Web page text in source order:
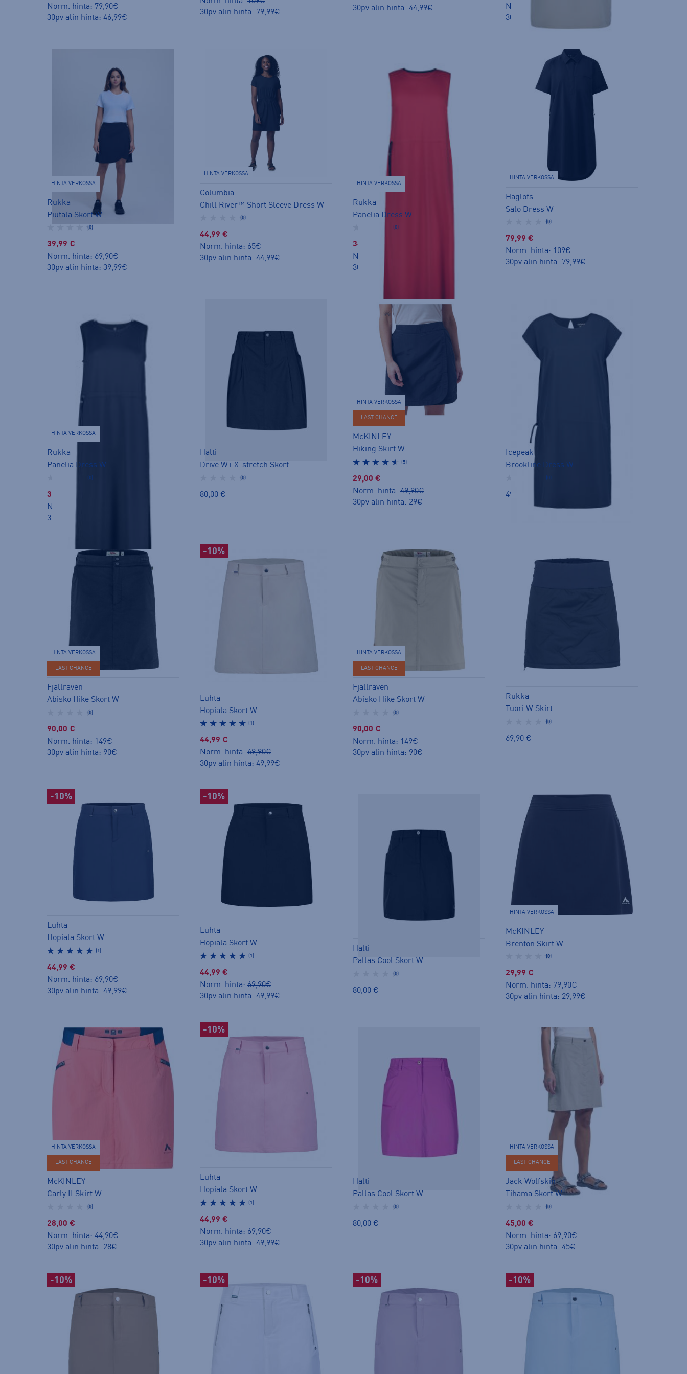
Norm. hinta: 79,90€
30pv alin hinta: 46,99€
30pv alin hinta: 79,99€
30pv alin hinta: 44,99€
Norm. hinta:
30pv alin hinta: 49,99€
HINTA VERKOSSA
Rukka
Piutala Skort W
(0)
39,99 €
Norm. hinta: 69,90€
30pv alin hinta: 39,99€
HINTA VERKOSSA
Columbia
Chill River™ Short Sleeve Dress W
(0)
44,99 €
Norm. hinta: 65€
30pv alin hinta: 44,99€
HINTA VERKOSSA
Rukka
Panelia Dress W
(0)
34,99 €
Norm. hinta:
30pv alin hinta: 34,99€
HINTA VERKOSSA
Haglöfs
Salo Dress W
(0)
79,99 €
Norm. hinta: 109€
30pv alin hinta: 79,99€
HINTA VERKOSSA
Rukka
Panelia Dress W
(0)
34,99 €
Norm. hinta:
30pv alin hinta: 34,99€
Halti
Drive W+ X-stretch Skort
(0)
80,00 €
HINTA VERKOSSA
LAST CHANCE
McKINLEY
Hiking Skirt W
(5)
29,00 €
Norm. hinta: 49,90€
30pv alin hinta: 29€
Icepeak
Brookline Dress W
(0)
49,95 €
HINTA VERKOSSA
LAST CHANCE
Fjällräven
Abisko Hike Skort W
(0)
90,00 €
Norm. hinta: 149€
30pv alin hinta: 90€
-10%
Luhta
Hopiala Skort W
(1)
44,99 €
Norm. hinta: 69,90€
30pv alin hinta: 49,99€
HINTA VERKOSSA
LAST CHANCE
Fjällräven
Abisko Hike Skort W
(0)
90,00 €
Norm. hinta: 149€
30pv alin hinta: 90€
Rukka
Tuori W Skirt
(0)
69,90 €
-10%
Luhta
Hopiala Skort W
(1)
44,99 €
Norm. hinta: 69,90€
30pv alin hinta: 49,99€
-10%
Luhta
Hopiala Skort W
(1)
44,99 €
Norm. hinta: 69,90€
30pv alin hinta: 49,99€
Halti
Pallas Cool Skort W
(0)
80,00 €
HINTA VERKOSSA
McKINLEY
Brenton Skirt W
(0)
29,99 €
Norm. hinta: 79,90€
30pv alin hinta: 29,99€
HINTA VERKOSSA
LAST CHANCE
McKINLEY
Carly II Skirt W
(0)
28,00 €
Norm. hinta: 44,90€
30pv alin hinta: 28€
-10%
Luhta
Hopiala Skort W
(1)
44,99 €
Norm. hinta: 69,90€
30pv alin hinta: 49,99€
Halti
Pallas Cool Skort W
(0)
80,00 €
HINTA VERKOSSA
LAST CHANCE
Jack Wolfskin
Tihama Skort W
(0)
45,00 €
Norm. hinta: 69,90€
30pv alin hinta: 45€
-10% -10% -10% -10%